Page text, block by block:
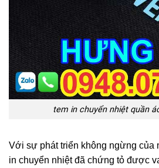
tem in chuyển nhiệt quần
Với sự phát triển không ngừng của
in chuyển nhiệt đã chứng tỏ được